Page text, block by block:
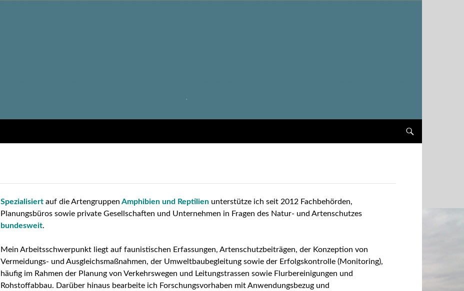
Spezialisiert auf die Artengruppen Amphibien und Reptilienunterstütze ich seit 2012 Fachbehörden,
Planungsbüros sowie private Gesellschaften und Unternehmen in Fragen des Natur- und Artenschutzes
bundesweit.
Mein Arbeitsschwerpunkt liegt auf faunistischen Erfassungen, Artenschutzbeiträgen, der Konzeption von
Vermeidungs- und Ausgleichsmaßnahmen, der Umweltbaubegleitung sowie der Erfolgskontrolle (Monitoring),
häufig im Rahmen der Planung von Verkehrswegen und Leitungstrassen sowie Flurbereinigungen und
Rohstoffabbau. Darüber hinaus bearbeite ich Forschungsvorhaben mit Anwendungsbezug und